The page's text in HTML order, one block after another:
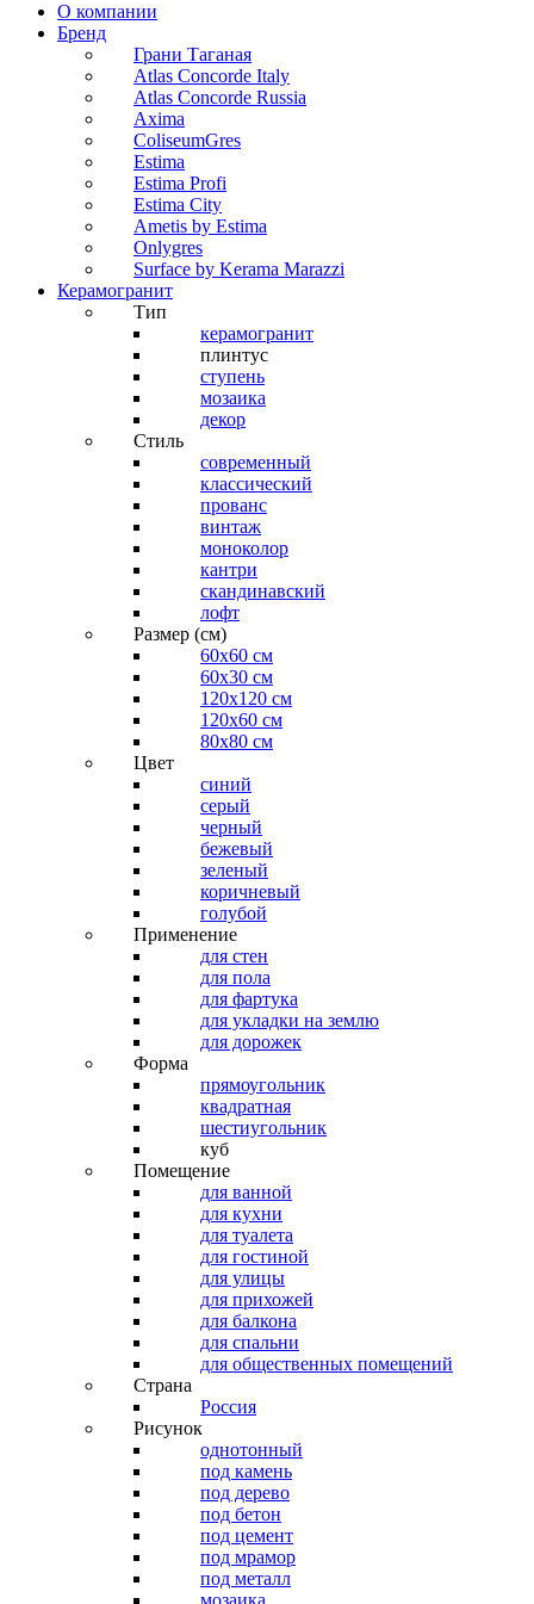
О компании
Бренд
Грани Таганая
Atlas Concorde Italy
Atlas Concorde Russia
Axima
ColiseumGres
Estima
Estima Profi
Estima City
Ametis by Estima
Onlygres
Surface by Kerama Marazzi
Керамогранит
Тип
керамогранит
плинтус
ступень
мозаика
декор
Стиль
современный
классический
прованс
винтаж
моноколор
кантри
скандинавский
лофт
Размер (см)
60х60 см
60x30 см
120x120 см
120x60 см
80x80 см
Цвет
синий
серый
черный
бежевый
зеленый
коричневый
голубой
Применение
для стен
для пола
для фартука
для укладки на землю
для дорожек
Форма
прямоугольник
квадратная
шестиугольник
куб
Помещение
для ванной
для кухни
для туалета
для гостиной
для улицы
для прихожей
для балкона
для спальни
для общественных помещений
Страна
Россия
Рисунок
однотонный
под камень
под дерево
под бетон
под цемент
под мрамор
под металл
мозаика